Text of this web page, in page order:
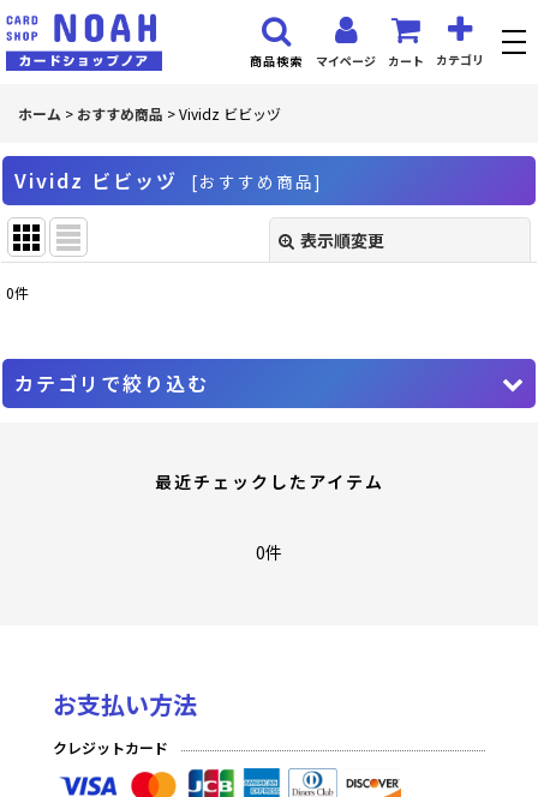
マイページ カート カテゴリ
商品検索
ホーム > おすすめ商品 >Vividz ビビッヅ
Vividz ビビッヅ [おすすめ商品]
表示順変更
表示数:
0件
カテゴリで絞り込む
3弾 ファンタジー：プロローグ ホロ
2弾 サイバー：エクステンド ホロ
2弾 サイバー：エクステンド
最近チェックしたアイテム
0件
お支払い方法
クレジットカード